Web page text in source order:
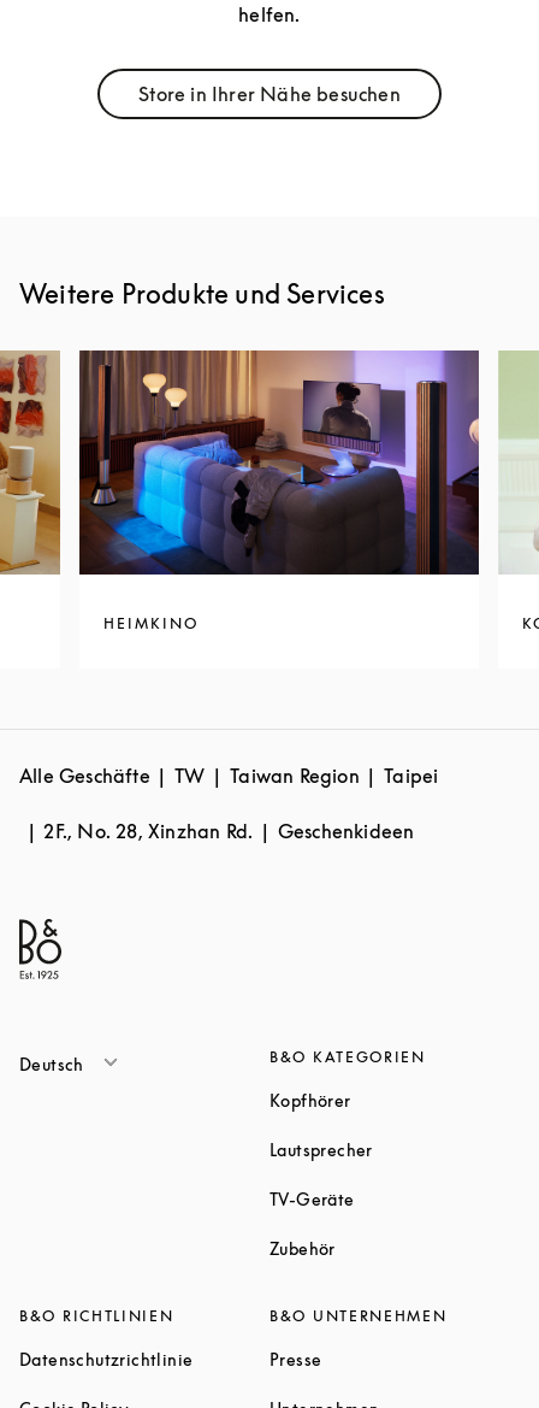
helfen.
Store in Ihrer Nähe besuchen
Link Opens in New Tab
Weitere Produkte und Services
HEIMKINO
Alle Geschäfte TW Taiwan Region Taipei
2F., No. 28, Xinzhan Rd. Geschenkideen
Deutsch B&O KATEGORIEN
KopfhörerLink Opens in New Tab
LautsprecherLink Opens in New
TV-Geräte
ZubehörLink Opens in New Tab
B&O RICHTLINIEN
Datenschutzrichtlinie Link Opens in New Tab
B&O UNTERNEHMEN
Presse